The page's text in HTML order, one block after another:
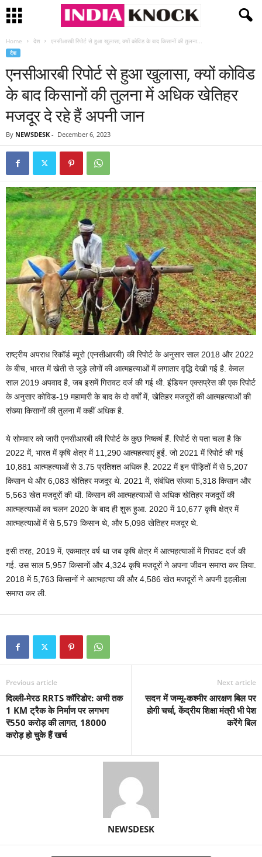
Home देश एनसीआरबी रिपोर्ट से हुआ खुलासा, क्यों कोविड के बाद किसानों की तुलना...
देश
एनसीआरबी रिपोर्ट से हुआ खुलासा, क्यों कोविड
के बाद किसानों की तुलना में अधिक खेतिहर
मजदूर दे रहे हैं अपनी जान
By NEWSDESK - December 6, 2023
राष्ट्रीय अपराध रिकॉर्ड ब्यूरो (एनसीआरबी) की रिपोर्ट के अनुसार साल 2018 और 2022
के बीच, भारत में खेती से जुड़े लोगों की आत्महत्याओं में लगातार वृद्धि देखी गई है. केवल
साल 2019 अपवाद है, जब इसमें गिरावट दर्ज की गई थी. इंडियन एक्सप्रेस की एक रिपोर्ट
के अनुसार कोविड-19 महामारी के बाद के दो वर्षों में, खेतिहर मजदूरों की आत्महत्याओं की
संख्या किसानों की तुलना में कहीं अधिक है.
ये सोमवार को जारी एनसीआरबी की रिपोर्ट के कुछ निष्कर्ष हैं. रिपोर्ट से पता चला है कि
2022 में, भारत में कृषि क्षेत्र में 11,290 आत्महत्याएं हुईं. जो 2021 में रिपोर्ट की गई
10,881 आत्महत्याओं से 3.75 प्रतिशत अधिक है. 2022 में इन पीड़ितों में से 5,207
किसान थे और 6,083 खेतिहर मजदूर थे. 2021 में, संबंधित संख्या 5,318 किसान और
5,563 खेत मजदूरों की थी. किसान की आत्महत्याओं से अधिक खेतिहर मजदूरों की
आत्महत्याओं का चलन 2020 के बाद ही शुरू हुआ. 2020 में 10,677 कृषि क्षेत्र में
आत्महत्याओं में से 5,579 किसान थे, और 5,098 खेतिहर मजदूर थे.
इसी तरह, 2019 में, एकमात्र वर्ष था जब कृषि क्षेत्र में आत्महत्याओं में गिरावट दर्ज की
गई. उस साल 5,957 किसानों और 4,324 कृषि मजदूरों ने अपना जीवन समाप्त कर लिया.
2018 में 5,763 किसानों ने आत्महत्या की और 4,586 खेत मजदूरों ने अपनी इहलीला
समाप्त कर ली.
Previous article
दिल्‍ली-मेरठ RRTS कॉरिडोर: अभी तक
1 KM ट्रैक के निर्माण पर लगभग
₹550 करोड़ की लागत, 18000
करोड़ हो चुके हैं खर्च
Next article
सदन में जम्मू-कश्मीर आरक्षण बिल पर
होगी चर्चा, केंद्रीय शिक्षा मंत्री भी पेश
करेंगे बिल
NEWSDESK